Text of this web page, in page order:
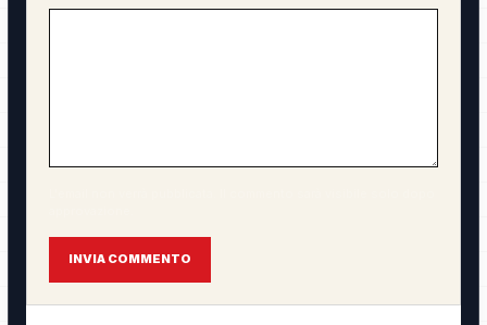
INVIA COMMENTO